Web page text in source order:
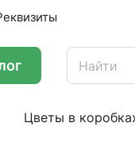
Цветы в